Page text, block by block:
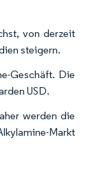
von derzeit
steigern.
Geschäft. Die
USD.
werden die
Markt